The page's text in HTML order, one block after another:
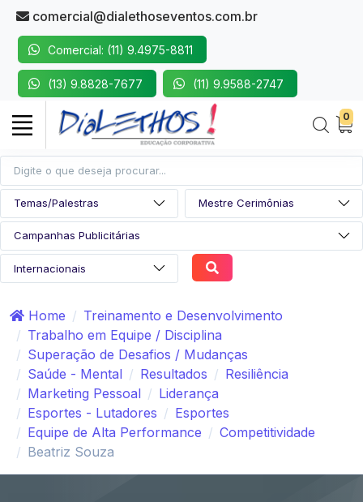
comercial@dialethoseventos.com.br
Comercial: (11) 9.4975-8811
(13) 9.8828-7677 (11) 9.9588-2747
0
Home
Treinamento e Desenvolvimento
Trabalho em Equipe / Disciplina
Superação de Desafios / Mudanças
Saúde - Mental
Resultados
Resiliência
Marketing Pessoal
Liderança
Esportes - Lutadores
Esportes
Equipe de Alta Performance
Competitividade
Beatriz Souza